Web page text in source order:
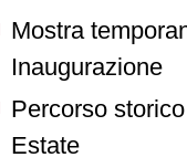
Mostra
Inaugurazione
Percorso
Estate